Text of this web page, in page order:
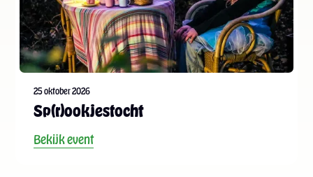
25 oktober 2026
Sp(r)ookjestocht
Bekijk event